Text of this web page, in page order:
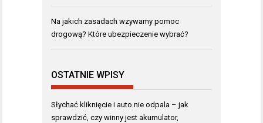
Na jakich zasadach wzywamy pomoc
drogową? Które ubezpieczenie wybrać?
OSTATNIE WPISY
Słychać kliknięcie i auto nie odpala – jak
sprawdzić, czy winny jest akumulator,